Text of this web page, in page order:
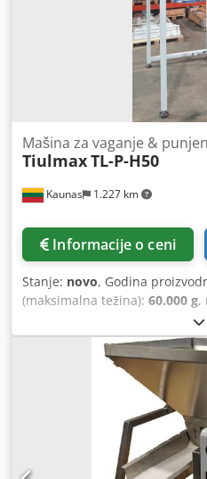
Kaunas 1.227 km
Mašina za vaganje &
TiulmaxTL-P-H50
Informacije o ceni
Stanje: novo, Godina
(maksimalna težina): 60.000 g,
,
linija za punjenje posvećena
kesa otvorenih usta.
kesama različitih veličina i
drvenih kuglica, granuliranih
semenki i drugih proizvoda.
Kapacitet: do 5tons/sat
zaptivanje Made in Lithuania,
Asipmxmom Sjr Dostupno na